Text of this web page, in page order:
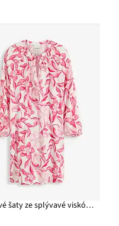
Tunikové šaty ze splývavé viskózy s potiskem